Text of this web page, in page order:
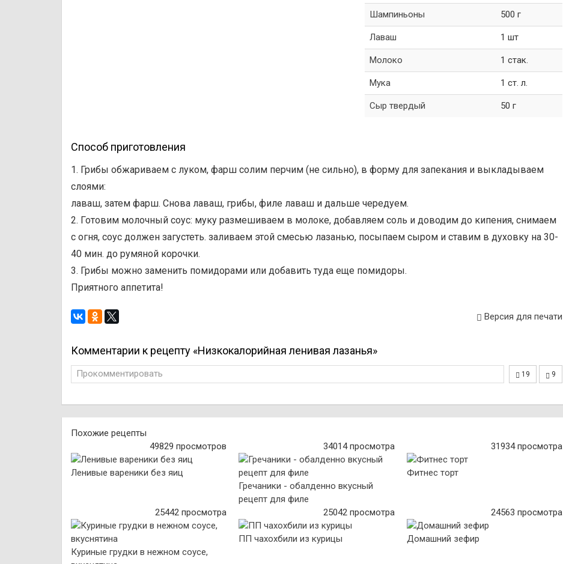
Шампиньоны 500 г
Лаваш 1 шт
Молоко 1 стак.
Мука 1 ст. л.
Сыр твердый 50 г
Способ приготовления
1. Грибы обжариваем с луком, фарш солим перчим (не сильно), в форму для запекания и выкладываем
слоями:
лаваш, затем фарш. Снова лаваш, грибы, филе лаваш и дальше чередуем.
2. Готовим молочный соус: муку размешиваем в молоке, добавляем соль и доводим до кипения, снимаем
с огня, соус должен загустеть. заливаем этой смесью лазанью, посыпаем сыром и ставим в духовку на 30-
40 мин. до румяной корочки.
3. Грибы можно заменить помидорами или добавить туда еще помидоры.
Приятного аппетита!
Версия для печати
Комментарии к рецепту «Низкокалорийная ленивая лазанья»
19 9
Прокомментировать
Похожие рецепты
49829 просмотров
Ленивые вареники без яиц
34014 просмотра
Гречаники - обалденно вкусный
рецепт для филе
31934 просмотра
Фитнес торт
25442 просмотра
Куриные грудки в нежном соусе,
25042 просмотра
ПП чахохбили из курицы
24563 просмотра
Домашний зефир